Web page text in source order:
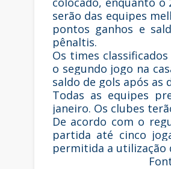
serão das equipes
pontos ganhos e
pênaltis.
Os times
o segundo jogo na
saldo de gols após
Todas as equipes
janeiro. Os clubes
De acordo com o
partida até cinco
permitida a
Fonte